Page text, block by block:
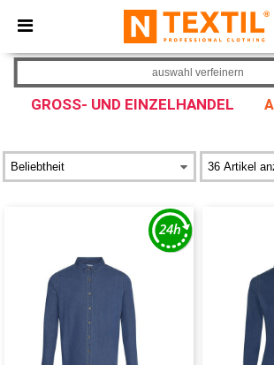
× Ntextil App
Bessere Preise in der App!
GROSS- UND EINZELHANDEL
auswahl verfeinern